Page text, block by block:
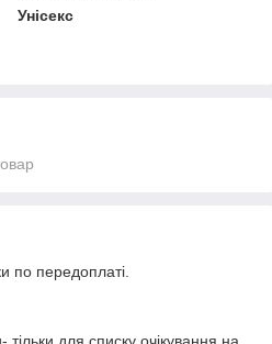
Унісекс
по передоплаті.
для списку очікування на